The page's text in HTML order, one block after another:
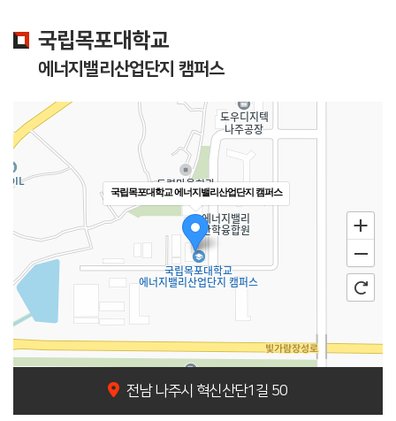
국립목포대학교
에너지밸리산업단지 캠퍼스
국립목포대학교 에너지밸리산업단지 캠퍼스
전남 나주시 혁신산단1길 50